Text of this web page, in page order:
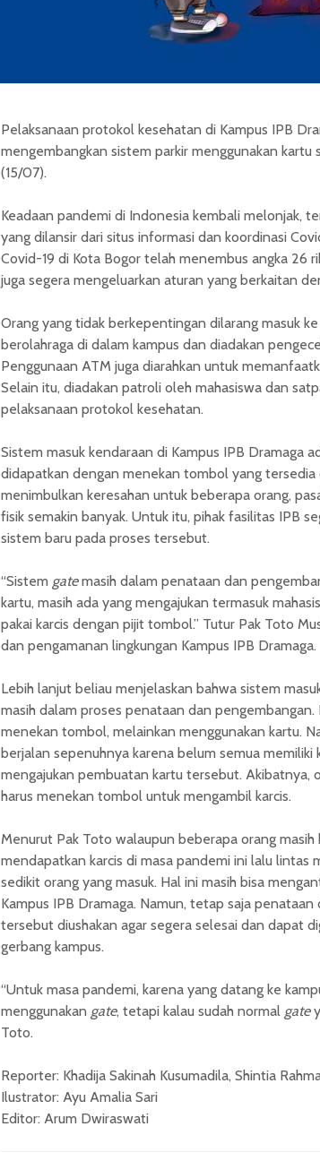
Pelaksanaan protokol kesehatan di Kampus IPB
mengembangkan sistem parkir menggunakan kartu
(15/07).
Keadaan pandemi di Indonesia kembali melonjak,
yang dilansir dari situs informasi dan koordinasi
Covid-19 di Kota Bogor telah menembus angka 26
juga segera mengeluarkan aturan yang berkaitan
Orang yang tidak berkepentingan dilarang masuk
berolahraga di dalam kampus dan diadakan
Penggunaan ATM juga diarahkan untuk
Selain itu, diadakan patroli oleh mahasiswa dan
pelaksanaan protokol kesehatan.
Sistem masuk kendaraan di Kampus IPB Dramaga
didapatkan dengan menekan tombol yang tersedia
menimbulkan keresahan untuk beberapa orang,
fisik semakin banyak. Untuk itu, pihak fasilitas IPB
sistem baru pada proses tersebut.
“Sistem gatemasih dalam penataan dan
kartu, masih ada yang mengajukan termasuk
pakai karcis dengan pijit tombol.” Tutur Pak Toto
dan pengamanan lingkungan Kampus IPB Dramaga.
Lebih lanjut beliau menjelaskan bahwa sistem
masih dalam proses penataan dan pengembangan.
menekan tombol, melainkan menggunakan kartu.
berjalan sepenuhnya karena belum semua memiliki
mengajukan pembuatan kartu tersebut. Akibatnya,
harus menekan tombol untuk mengambil karcis.
Menurut Pak Toto walaupun beberapa orang
mendapatkan karcis di masa pandemi ini lalu lintas
sedikit orang yang masuk. Hal ini masih bisa
Kampus IPB Dramaga. Namun, tetap saja
tersebut diushakan agar segera selesai dan dapat
gerbang kampus.
“Untuk masa pandemi, karena yang datang ke
menggunakan gate, tetapi kalau sudah normal gate
Toto.
Reporter: Khadija Sakinah Kusumadila, Shintia
Ilustrator: Ayu Amalia Sari
Editor: Arum Dwiraswati